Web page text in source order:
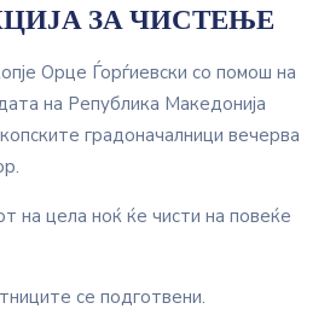
ЗА ЧИСТЕЊЕ
Орце Ѓорѓиевски со помош на
на Република Македонија
градоначалници вечерва
на цела ноќ ќе чисти на повеќе
се подготвени.